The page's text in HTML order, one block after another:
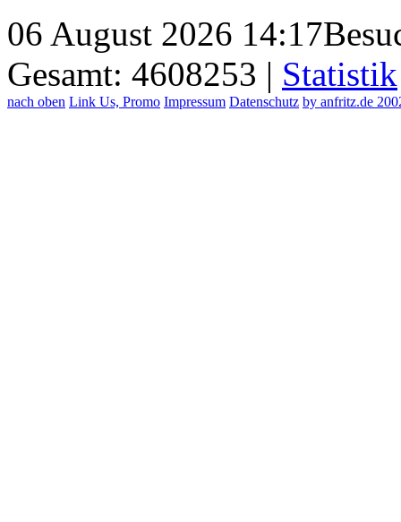
06 August 2026 14:17
Gesamt: 4608253 | Statistik
nach oben Link Us, Promo Impressum Datenschutz by anfritz.de